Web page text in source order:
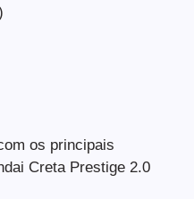
os principais
Creta Prestige 2.0